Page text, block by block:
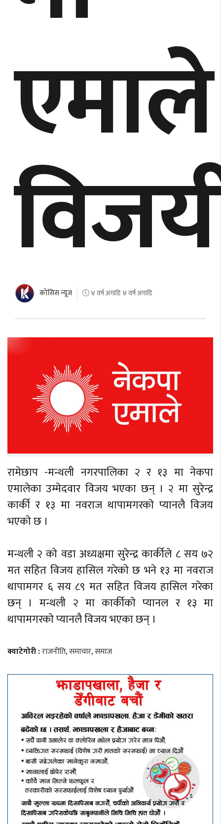
एमाले
काेसिस न्यूज ४ वर्ष अगाडि ४ वर्ष अगाडि
रामेछाप -मन्थली नगरपालिका २ र १३ मा नेकपा
एमालेका उम्मेदवार विजय भएका छन् । २ मा सुरेन्द्र
कार्की र १३ मा नवराज थापामगरकाे प्यानलै विजय
भएकाे छ ।
मन्थली २ काे वडा अध्यक्षमा सुरेन्द्र कार्कीले ८ सय ७२
मत सहित विजय हासिल गरेकाे छ भने १३ मा नवराज
थापामगर ६ सय ८९ मत सहित विजय हासिल गरेका
छन् । मन्थली २ मा कार्कीकाे प्यानल र १३ मा
थापामगरकाे प्यानलै विजय भएका छन् ।
क्याटेगोरी :राजनीति,समाचार,समाज